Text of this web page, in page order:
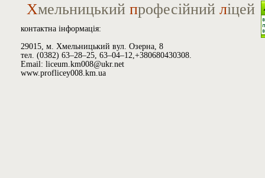
Хмельницький професійний ліцей
контактна інформація:
29015, м. Хмельницький вул. Озерна, 8
тел. (0382) 63–28–25, 63–04–12,+380680430308.
Email: liceum.km008@ukr.net
www.proflicey008.km.ua